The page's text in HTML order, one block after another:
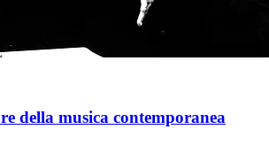
della musica contemporanea